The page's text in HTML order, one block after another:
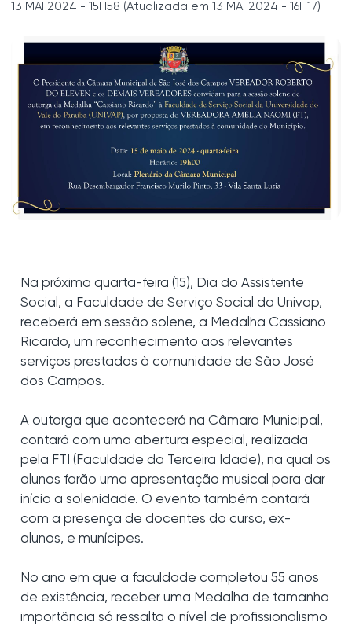
13 MAI 2024 - 15H58 (Atualizada em 13 MAI 2024 - 16H17)
Na próxima quarta-feira (15), Dia do Assistente
Social, a Faculdade de Serviço Social da Univap,
receberá em sessão solene, a Medalha Cassiano
Ricardo, um reconhecimento aos relevantes
serviços prestados à comunidade de São José
dos Campos.
A outorga que acontecerá na Câmara Municipal,
contará com uma abertura especial, realizada
pela FTI (Faculdade da Terceira Idade), na qual os
alunos farão uma apresentação musical para dar
início a solenidade. O evento também contará
com a presença de docentes do curso, ex-
alunos, e munícipes.
No ano em que a faculdade completou 55 anos
de existência, receber uma Medalha de tamanha
importância só ressalta o nível de profissionalismo